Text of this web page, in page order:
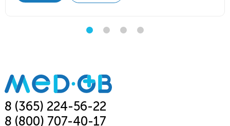
8 (365) 224-56-22
8 (800) 707-40-17